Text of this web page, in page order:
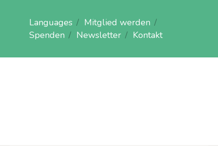
Languages
Mitglied werden
Spenden
Newsletter Kontakt